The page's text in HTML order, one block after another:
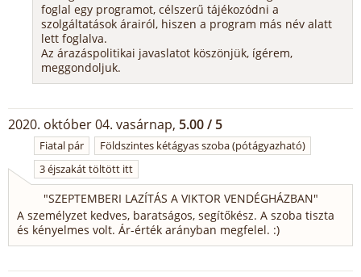
foglal egy programot, célszerű tájékozódni a
szolgáltatások árairól, hiszen a program más név alatt
lett foglalva.
Az árazáspolitikai javaslatot köszönjük, ígérem,
meggondoljuk.
2020. október 04. vasárnap, 5.00 / 5
Fiatal pár
Földszintes kétágyas szoba (pótágyazható)
3 éjszakát töltött itt
"SZEPTEMBERI LAZÍTÁS A VIKTOR VENDÉGHÁZBAN"
A személyzet kedves, baratságos, segítőkész. A szoba tiszta
és kényelmes volt. Ár-érték arányban megfelel. :)